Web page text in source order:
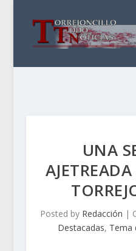
UNA
Posted by Redacción |
Destacadas, Tema